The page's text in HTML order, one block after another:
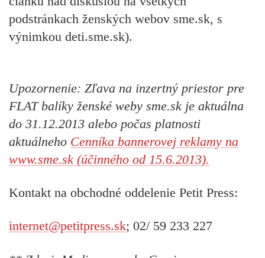
podstránkach ženských webov sme.sk, s
výnimkou deti.sme.sk).
Upozornenie: Zľava na inzertný priestor pre
FLAT balíky ženské weby sme.sk je aktuálna
do 31.12.2013 alebo počas platnosti
aktuálneho Cenníka bannerovej reklamy na
www.sme.sk (účinného od 15.6.2013).
Kontakt na obchodné oddelenie Petit Press:
internet@petitpress.sk; 02/ 59 233 227